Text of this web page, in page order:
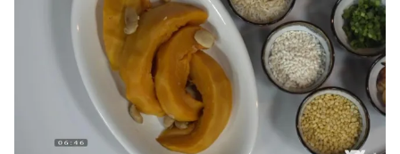
Thị trường 24h Tấm lòng Việt
Vươn mình bằng AI
VTV8